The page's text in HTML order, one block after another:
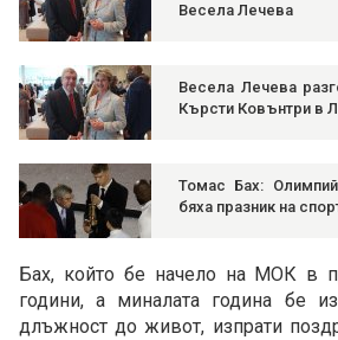
Весела Лечева
Весела Лечева
Кърсти Ковънтри в
Томас Бах:
бяха празник на
Бах, който бе начело на МОК в
години, а миналата година бе
длъжност до живот, изпрати